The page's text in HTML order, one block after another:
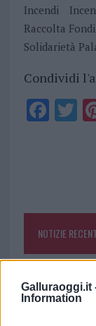
Galluraoggi.it
Information
Incendi
Raccolta
Solidarietà
Condividi
F
o
k
T
NOTIZIE